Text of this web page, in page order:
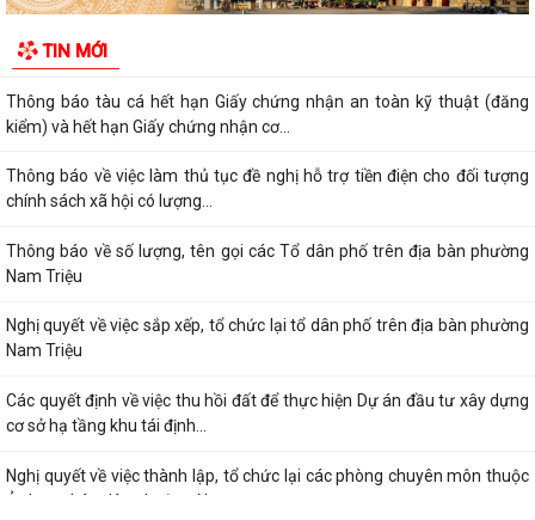
TIN MỚI
Ủy ban nhân dân thành phố trong...
Thông báo tàu cá hết hạn Giấy chứng nhận an toàn kỹ thuật (đăng
kiểm) và hết hạn Giấy chứng nhận cơ...
Thông báo về việc làm thủ tục đề nghị hỗ trợ tiền điện cho đối tượng
chính sách xã hội có lượng...
Thông báo về số lượng, tên gọi các Tổ dân phố trên địa bàn phường
Nam Triệu
Nghị quyết về việc sắp xếp, tổ chức lại tổ dân phố trên địa bàn phường
Nam Triệu
Các quyết định về việc thu hồi đất để thực hiện Dự án đầu tư xây dựng
cơ sở hạ tầng khu tái định...
Nghị quyết về việc thành lập, tổ chức lại các phòng chuyên môn thuộc
Ủy ban nhân dân phường Nam...